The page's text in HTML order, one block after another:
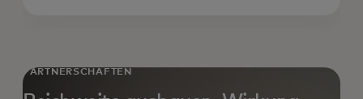
PARTNERSCHAFTEN